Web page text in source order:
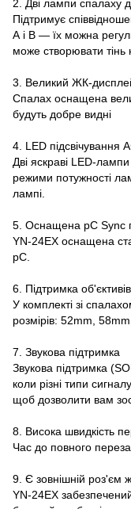
2. Дві лампи спалаху
Підтримує
А і В — їх можна
може створювати тінь
3. Великий ЖК-
Спалах оснащена
будуть добре видні
4. LED підсвічування
Дві яскраві LED-
режими потужності
лампі.
5. Оснащена pC Sync
YN-24EX оснащена
pC.
6. Підтримка
У комплекті зі
розмірів: 52mm,
7. Звукова підтримка
Звукова підтримка
коли різні типи
щоб дозволити вам
8. Висока швидкість
Час до повного
9. Є зовнішній роз'єм
YN-24EX